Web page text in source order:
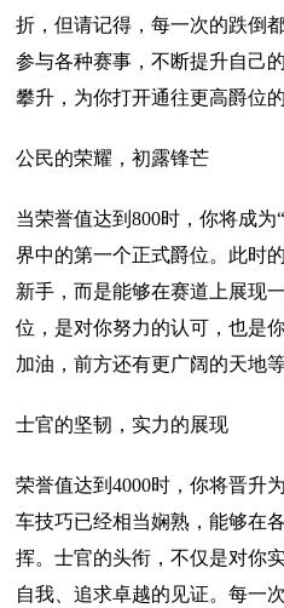
折，但请记得，每一次的跌倒
参与各种赛事，不断提升自己
攀升，为你打开通往更高爵位的
公民的荣耀，初露锋芒
当荣誉值达到800时，你将成
界中的第一个正式爵位。此时
新手，而是能够在赛道上展现
位，是对你努力的认可，也是
加油，前方还有更广阔的天地
士官的坚韧，实力的展现
荣誉值达到4000时，你将晋升
车技巧已经相当娴熟，能够在
挥。士官的头衔，不仅是对你
自我、追求卓越的见证。每一